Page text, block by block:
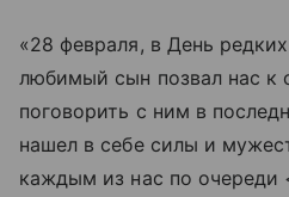
«28 февраля, в День
любимый сын позвал нас к
поговорить с ним в
нашел в себе силы и
каждым из нас по очереди